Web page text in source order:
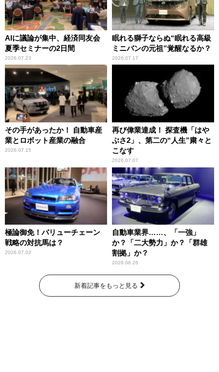
AIに議論が集中、経済同友会
夏季セミナーの2日間
2026.07.23
眠れる獅子ならぬ“眠れる高級
ミニバンの元祖”覚醒なるか？
2026.07.17
その手があったか！ 自動車産
業とロボット産業の融合
2026.07.15
再び偉業達成！ 探査機「はや
ぶさ2」、第二の“人生”粛々と
こなす
2026.07.07
極論御免！バリューチェーン
戦略の対抗馬は？
2026.07.02
自動車業界……、「一強」
か？「二大勢力」か？「群雄
割拠」か？
2026.06.26
新着記事をもっと見る